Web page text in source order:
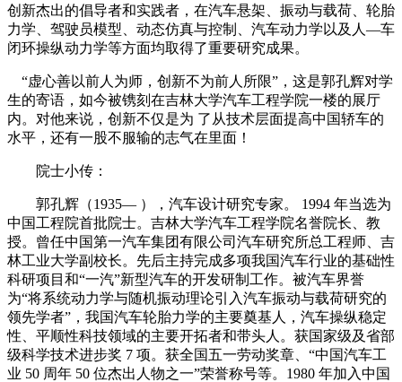
创新杰出的倡导者和实践者，在汽车悬架、振动与载荷、轮胎
力学、驾驶员模型、动态仿真与控制、汽车动力学以及人—车
闭环操纵动力学等方面均取得了重要研究成果。
“虚心善以前人为师，创新不为前人所限”，这是郭孔辉对学
生的寄语，如今被镌刻在吉林大学汽车工程学院一楼的展厅
内。对他来说，创新不仅是为 了从技术层面提高中国轿车的
水平，还有一股不服输的志气在里面！
院士小传：
郭孔辉（1935— ），汽车设计研究专家。 1994 年当选为
中国工程院首批院士。吉林大学汽车工程学院名誉院长、教
授。曾任中国第一汽车集团有限公司汽车研究所总工程师、吉
林工业大学副校长。先后主持完成多项我国汽车行业的基础性
科研项目和“一汽”新型汽车的开发研制工作。被汽车界誉
为“将系统动力学与随机振动理论引入汽车振动与载荷研究的
领先学者”，我国汽车轮胎力学的主要奠基人，汽车操纵稳定
性、平顺性科技领域的主要开拓者和带头人。获国家级及省部
级科学技术进步奖 7 项。获全国五一劳动奖章、“中国汽车工
业 50 周年 50 位杰出人物之一”荣誉称号等。1980 年加入中国